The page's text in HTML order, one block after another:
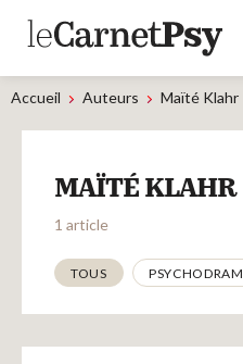
Articles
A la une
Adolescence
Dispositif
Enfance
Périnatalité
Psychanalyse
Psychopathologie
Soin
Dossiers
Accueil Auteurs Maïté Klahr
MAÏTÉ KLAHR
1 article
Thématiques
TOUS